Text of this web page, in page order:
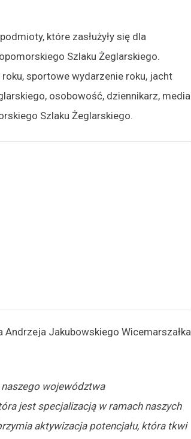
które zasłużyły się dla
Szlaku Żeglarskiego.
sportowe wydarzenie roku, jacht
osobowość, dziennikarz, media
Szlaku Żeglarskiego.
Jakubowskiego Wicemarszałka
województwa
jest specjalizacją w ramach naszych
aktywizacja potencjału, która tkwi